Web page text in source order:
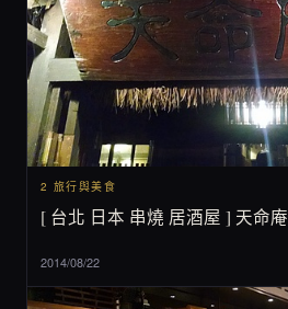
2 旅行與美食
[ 台北 日本 串燒 居酒屋 ] 天命庵
2014/08/22